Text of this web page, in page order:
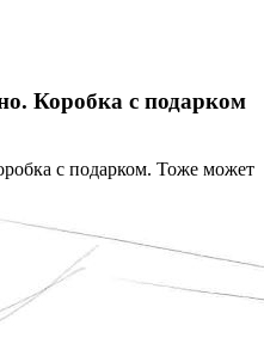
Коробка с подарком
с подарком. Тоже может